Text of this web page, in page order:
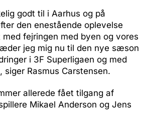
godt til i Aarhus og på
den enestående oplevelse
fejringen med byen og vores
jeg mig nu til den nye sæson
i 3F Superligaen og med
Rasmus Carstensen.
allerede fået tilgang af
Mikael Anderson og Jens